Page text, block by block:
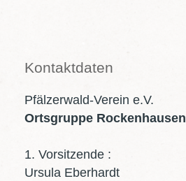
Kontaktdaten
Pfälzerwald-Verein e.V.
Ortsgruppe Rockenhausen
1. Vorsitzende :
Ursula Eberhardt